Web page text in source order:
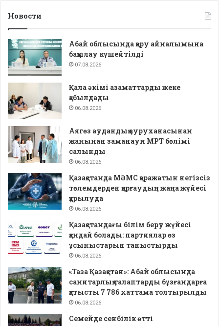
Новости
Абай облысында қару айналымына
бақылау күшейтілді
07.08.2026
Қала әкімі азаматтарды жеке
қабылдады
06.08.2026
Аягөз аудандық ауруханасынан
жанынан заманауи МРТ бөлімі
салынды
06.08.2026
Қазақстанда МӘМС қаражатын негізсіз
төлемдерден қорғаудың жаңа жүйесі
құрылуда
06.08.2026
Қазақстандағы білім беру жүйесі
қандай болады: партиялар өз
ұсыныстарын таныстырды
06.08.2026
«Таза Қазақстан»: Абай облысында
санитарлық талаптарды бұзғандарға
қатысты 7 786 хаттама толтырылды
06.08.2026
Семейде сенбілік өтті